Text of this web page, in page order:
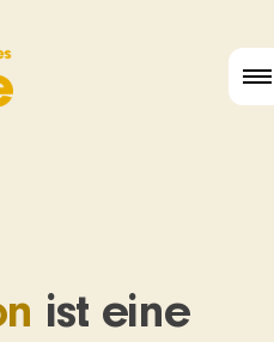
ist eine